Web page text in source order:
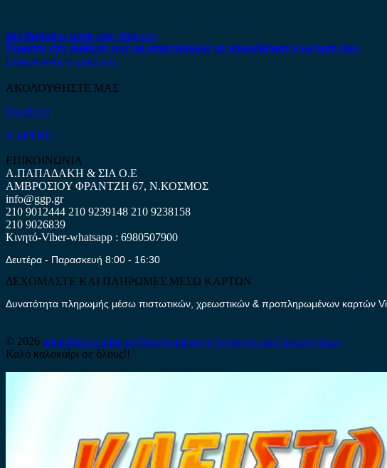
Δεν βρήκατε αυτό που ψάχνετε;
Είμαστε στη διάθεση σας να απαντήσουμε σε οποιαδήποτε ερώτηση σας.
Επικοινωνήστε μαζί μας
ΑΚΟΛΟΥΘΗΣΤΕ ΜΑΣ
Facebook
ΧΑΡΤΗΣ
ΕΠΙΚΟΙΝΩΝΙΑ
Α.ΠΑΠΑΔΑΚΗ & ΣΙΑ Ο.Ε
ΑΜΒΡΟΣΙΟΥ ΦΡΑΝΤΖΗ 67, Ν.ΚΟΣΜΟΣ
info@ggp.gr
210 9012444 210 9239148 210 9238158
210 9026839
Κινητό-Viber-whatsapp : 6980507900
Δευτέρα - Παρασκευή 8:00 - 16:30
ΔΕΧΟΜΑΣΤΕ ΚΑΙ ΠΛΗΡΩΜΕΣ ΜΕΣΩ ΚΑΡΤΩΝ
Δυνατότητα πληρωμής μέσω πιστωτικών, χρεωστικών & προπληρωμένων καρτών
© 2026 antalaktika-online.grΜεταχειρισμένα Ανταλλακτικά Αυτοκινήτων
Καλό καλοκαίρι σε όλους!!